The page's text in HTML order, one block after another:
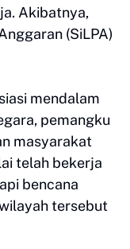
Akibatnya,
(SiLPA)
mendalam
pemangku
masyarakat
telah bekerja
bencana
tersebut